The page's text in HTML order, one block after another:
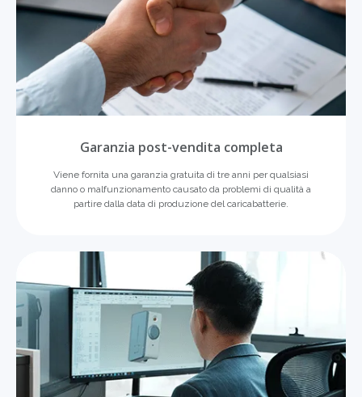
Garanzia post-vendita completa
Viene fornita una garanzia gratuita di tre anni per qualsiasi
danno o malfunzionamento causato da problemi di qualità a
partire dalla data di produzione del caricabatterie.